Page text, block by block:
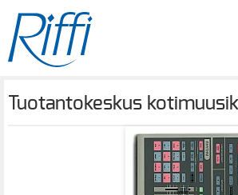
Tuotantokeskus